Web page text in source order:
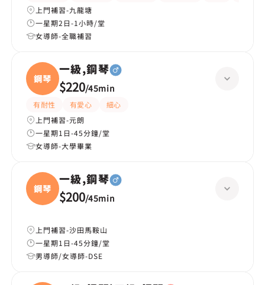
上門補習-九龍塘
一星期2日-1小時/堂
女導師-全職補習
鋼琴
一級,鋼琴
$220/45min
有耐性 有愛心
細心
上門補習-元朗
一星期1日-45分鐘/堂
女導師-大學畢業
鋼琴
一級,鋼琴
$200/45min
上門補習-沙田馬鞍山
一星期1日-45分鐘/堂
男導師/女導師-DSE